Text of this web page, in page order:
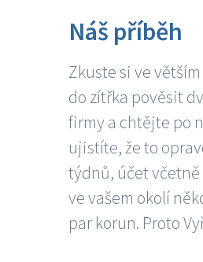
Náš příběh
Zkuste si ve
do zítřka pověsit
firmy a chtějte po
ujistíte, že to
týdnů, účet včetně
ve vašem okolí
par korun. Proto